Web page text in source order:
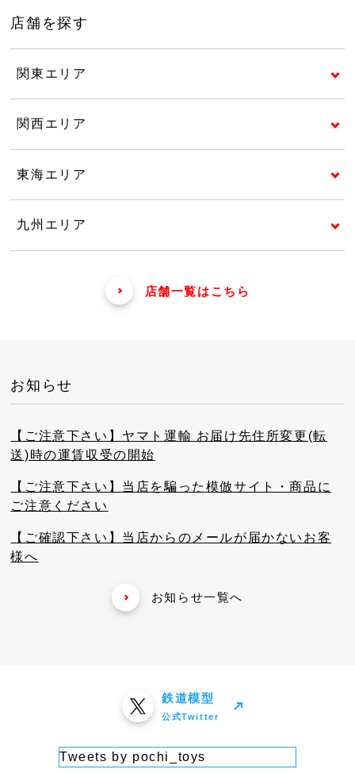
店舗を探す
関東エリア
関西エリア
東海エリア
九州エリア
店舗一覧はこちら
お知らせ
【ご注意下さい】ヤマト運輸 お届け先住所変更(転
送)時の運賃収受の開始
【ご注意下さい】当店を騙った模倣サイト・商品に
ご注意ください
【ご確認下さい】当店からのメールが届かないお客
様へ
お知らせ一覧へ
鉄道模型
公式Twitter
Tweets by pochi_toys